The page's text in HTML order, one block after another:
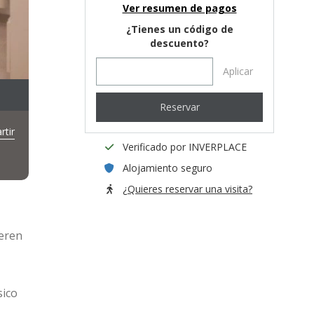
Ver resumen de pagos
¿Tienes un código de
descuento?
Aplicar
Reservar
Verificado por INVERPLACE
Alojamiento seguro
¿Quieres reservar una visita?